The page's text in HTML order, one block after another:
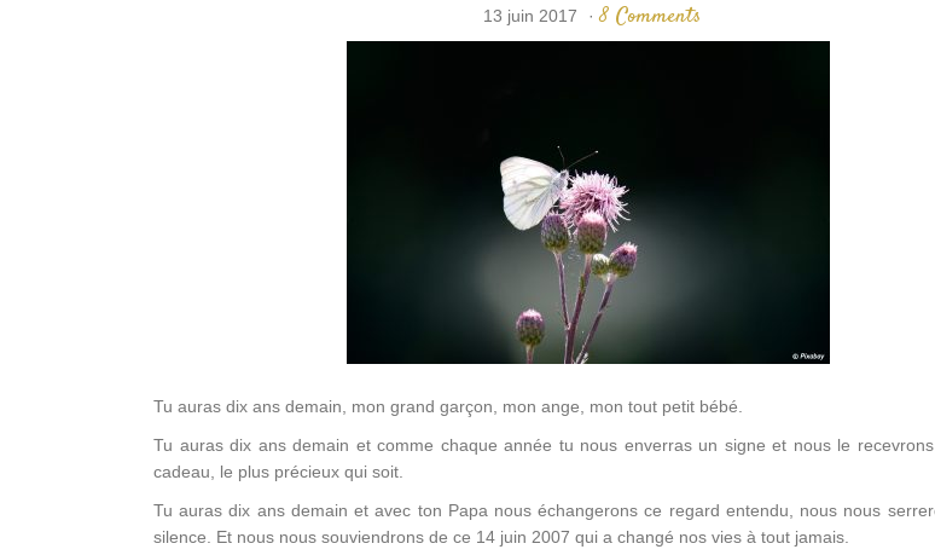
13 juin 2017 ·8 Comments
Tu auras dix ans demain, mon grand garçon, mon ange, mon tout petit bébé.
Tu auras dix ans demain et comme chaque année tu nous enverras un signe et nous le
cadeau, le plus précieux qui soit.
Tu auras dix ans demain et avec ton Papa nous échangerons ce regard entendu, nous nous
silence. Et nous nous souviendrons de ce 14 juin 2007 qui a changé nos vies à tout jamais.